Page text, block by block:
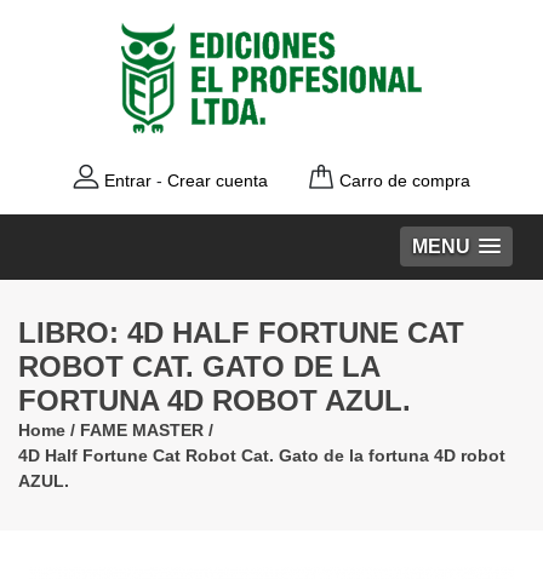
Entrar - Crear cuenta Carro de compra
MENU
LIBRO: 4D HALF FORTUNE CAT
ROBOT CAT. GATO DE LA
FORTUNA 4D ROBOT AZUL.
Home / FAME MASTER /
4D Half Fortune Cat Robot Cat. Gato de la fortuna 4D robot
AZUL.